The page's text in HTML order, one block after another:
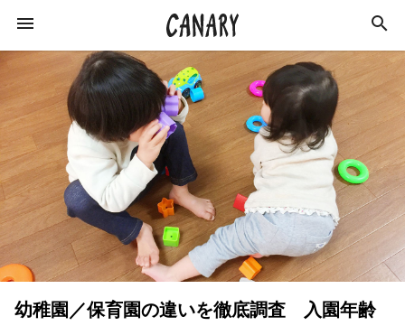
KEYWORD
キーワード
カルチャー ライフスタイル 学び
健康 スキルアップ ダイエット 美容
エンターテインメント インタビュー
幼稚園／保育園の違いを徹底調査 入園年齢